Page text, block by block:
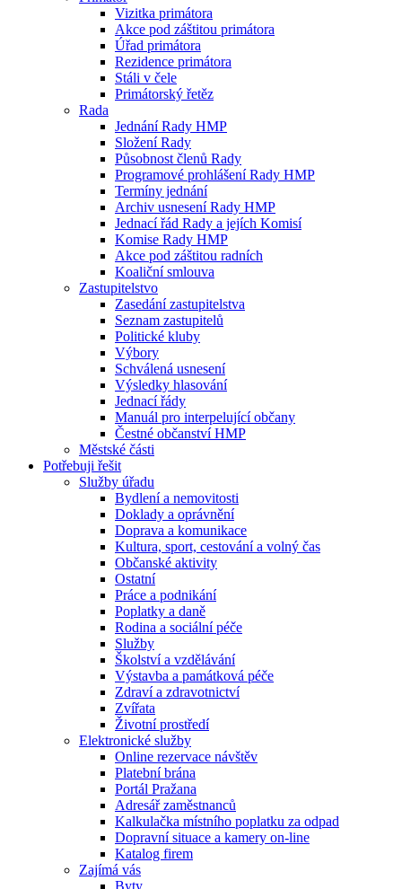
Vizitka primátora
Akce pod záštitou primátora
Úřad primátora
Rezidence primátora
Stáli v čele
Primátorský řetěz
Rada
Jednání Rady HMP
Složení Rady
Působnost členů Rady
Programové prohlášení Rady HMP
Termíny jednání
Archiv usnesení Rady HMP
Jednací řád Rady a jejích Komisí
Komise Rady HMP
Akce pod záštitou radních
Koaliční smlouva
Zastupitelstvo
Zasedání zastupitelstva
Seznam zastupitelů
Politické kluby
Výbory
Schválená usnesení
Výsledky hlasování
Jednací řády
Manuál pro interpelující občany
Čestné občanství HMP
Městské části
Potřebuji řešit
Služby úřadu
Bydlení a nemovitosti
Doklady a oprávnění
Doprava a komunikace
Kultura, sport, cestování a volný čas
Občanské aktivity
Ostatní
Práce a podnikání
Poplatky a daně
Rodina a sociální péče
Služby
Školství a vzdělávání
Výstavba a památková péče
Zdraví a zdravotnictví
Zvířata
Životní prostředí
Elektronické služby
Online rezervace návštěv
Platební brána
Portál Pražana
Adresář zaměstnanců
Kalkulačka místního poplatku za odpad
Dopravní situace a kamery on-line
Katalog firem
Zajímá vás
Byty